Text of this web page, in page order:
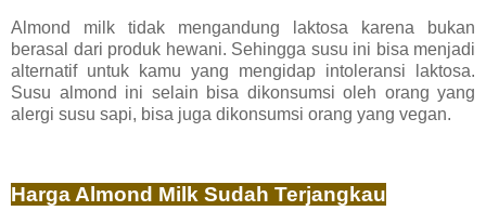
Almond milk tidak mengandung laktosa karena bukan
berasal dari produk hewani. Sehingga susu ini bisa menjadi
alternatif untuk kamu yang mengidap intoleransi laktosa.
Susu almond ini selain bisa dikonsumsi oleh orang yang
alergi susu sapi, bisa juga dikonsumsi orang yang vegan.
Harga Almond Milk Sudah Terjangkau